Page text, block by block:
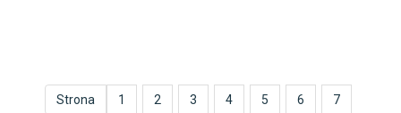
Strona 1 2 3 4 5 6 7